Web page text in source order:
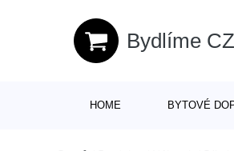
Bydlíme
HOME BYTOVÉ